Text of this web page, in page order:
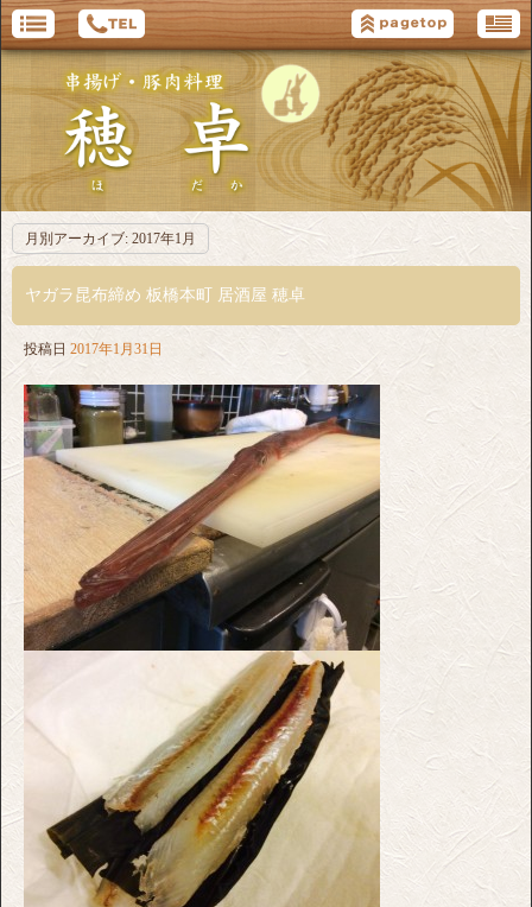
月別アーカイブ: 2017年1月
ヤガラ昆布締め 板橋本町 居酒屋 穂卓
投稿日 2017年1月31日